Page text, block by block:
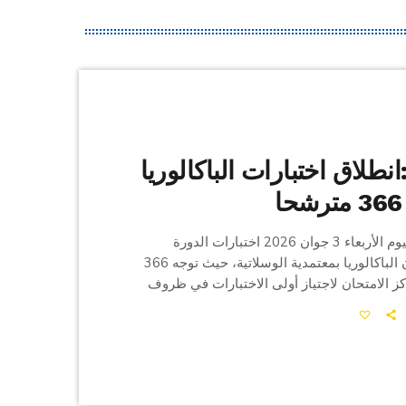
اختبارات الباكالوريا
انطلقت صباح اليوم الأربعاء 3 جوان 2026 اختبارات الدورة
الرئيسية لامتحان الباكالوريا بمعتمدية الوسلاتية، حيث توجه 366
الامتحان لاجتياز أولى الاختبارات في ظروف